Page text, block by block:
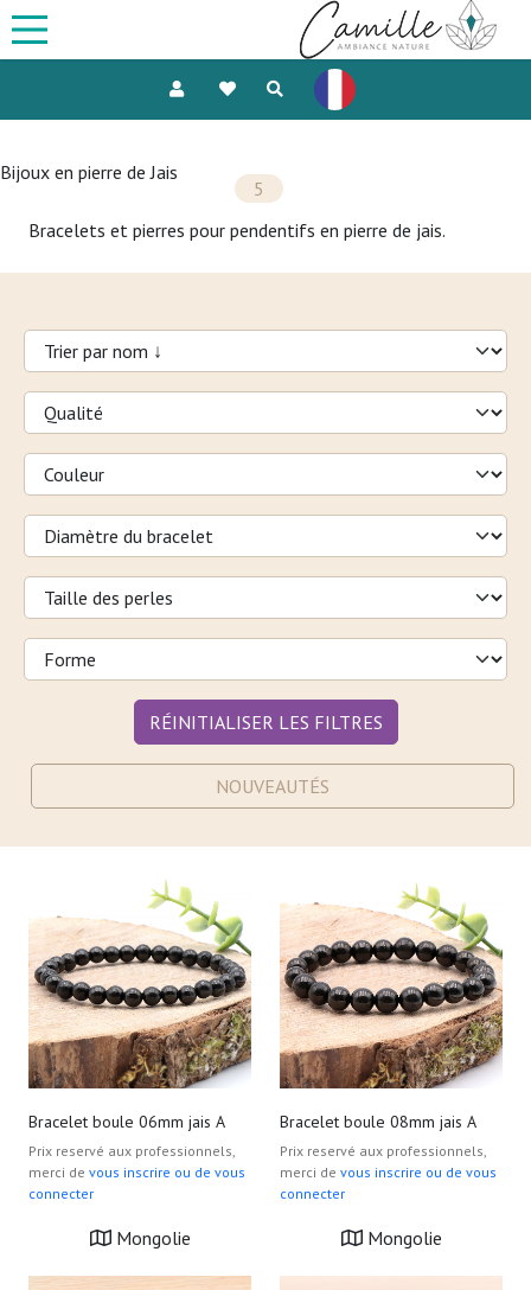
Bijoux en pierre de Jais
5
Bracelets et pierres pour pendentifs en pierre de jais.
RÉINITIALISER LES FILTRES
NOUVEAUTÉS
Bracelet boule 06mm jais A
Prix reservé aux professionnels,
merci de vous inscrire ou de vous
connecter
Mongolie
Bracelet boule 08mm jais A
Prix reservé aux professionnels,
merci de vous inscrire ou de vous
connecter
Mongolie